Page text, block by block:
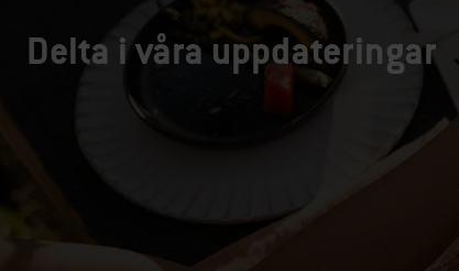
Delta i våra uppdateringar